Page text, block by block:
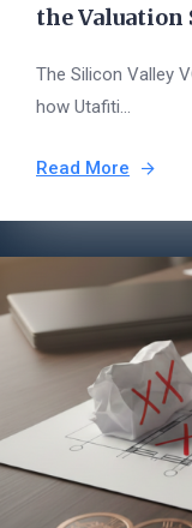
the Valuation
The Silicon Valley
how Utafiti...
Read More